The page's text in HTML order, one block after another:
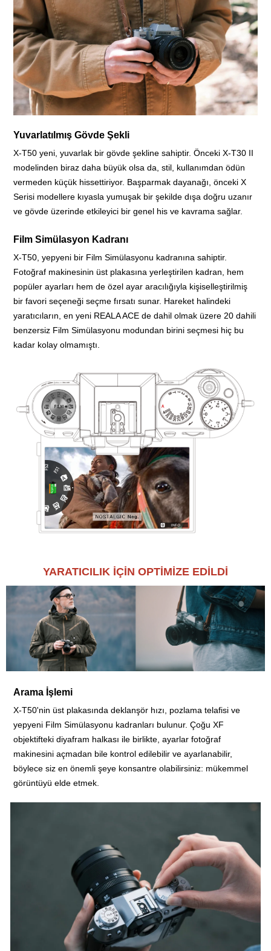
Yuvarlatılmış Gövde Şekli
X-T50 yeni, yuvarlak bir gövde şekline sahiptir. Önceki X-T30 II
modelinden biraz daha büyük olsa da, stil, kullanımdan ödün
vermeden küçük hissettiriyor. Başparmak dayanağı, önceki X
Serisi modellere kıyasla yumuşak bir şekilde dışa doğru uzanır
ve gövde üzerinde etkileyici bir genel his ve kavrama sağlar.
Film Simülasyon Kadranı
X-T50, yepyeni bir Film Simülasyonu kadranına sahiptir.
Fotoğraf makinesinin üst plakasına yerleştirilen kadran, hem
popüler ayarları hem de özel ayar aracılığıyla kişiselleştirilmiş
bir favori seçeneği seçme fırsatı sunar. Hareket halindeki
yaratıcıların, en yeni REALA ACE de dahil olmak üzere 20 dahili
benzersiz Film Simülasyonu modundan birini seçmesi hiç bu
kadar kolay olmamıştı.
YARATICILIK İÇİN OPTİMİZE EDİLDİ
Arama İşlemi
X-T50'nin üst plakasında deklanşör hızı, pozlama telafisi ve
yepyeni Film Simülasyonu kadranları bulunur. Çoğu XF
objektifteki diyafram halkası ile birlikte, ayarlar fotoğraf
makinesini açmadan bile kontrol edilebilir ve ayarlanabilir,
böylece siz en önemli şeye konsantre olabilirsiniz: mükemmel
görüntüyü elde etmek.